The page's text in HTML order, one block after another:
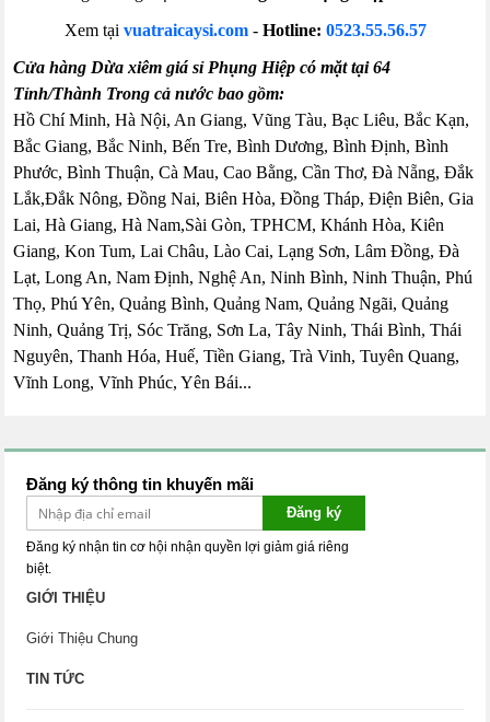
Xem tại vuatraicaysi.com- Hotline: 0523.55.56.57
Cửa hàng Dừa xiêm giá sỉ Phụng Hiệp có mặt tại 64
Tỉnh/Thành Trong cả nước bao gồm:
Hồ Chí Minh, Hà Nội, An Giang, Vũng Tàu, Bạc Liêu, Bắc Kạn,
Bắc Giang, Bắc Ninh, Bến Tre, Bình Dương, Bình Định, Bình
Phước, Bình Thuận, Cà Mau, Cao Bằng, Cần Thơ, Đà Nẵng, Đắk
Lắk,Đắk Nông, Đồng Nai, Biên Hòa, Đồng Tháp, Điện Biên, Gia
Lai, Hà Giang, Hà Nam,Sài Gòn, TPHCM, Khánh Hòa, Kiên
Giang, Kon Tum, Lai Châu, Lào Cai, Lạng Sơn, Lâm Đồng, Đà
Lạt, Long An, Nam Định, Nghệ An, Ninh Bình, Ninh Thuận, Phú
Thọ, Phú Yên, Quảng Bình, Quảng Nam, Quảng Ngãi, Quảng
Ninh, Quảng Trị, Sóc Trăng, Sơn La, Tây Ninh, Thái Bình, Thái
Nguyên, Thanh Hóa, Huế, Tiền Giang, Trà Vinh, Tuyên Quang,
Vĩnh Long, Vĩnh Phúc, Yên Bái...
Đăng ký thông tin khuyến mãi
Đăng ký
Đăng ký nhận tin cơ hội nhận quyền lợi giảm giá riêng
biệt.
GIỚI THIỆU
Giới Thiệu Chung
TIN TỨC